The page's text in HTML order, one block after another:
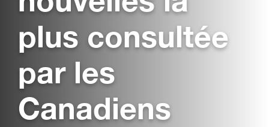
plus consultée
par les
Canadiens